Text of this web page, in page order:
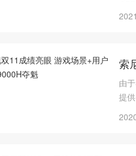
索
由
提